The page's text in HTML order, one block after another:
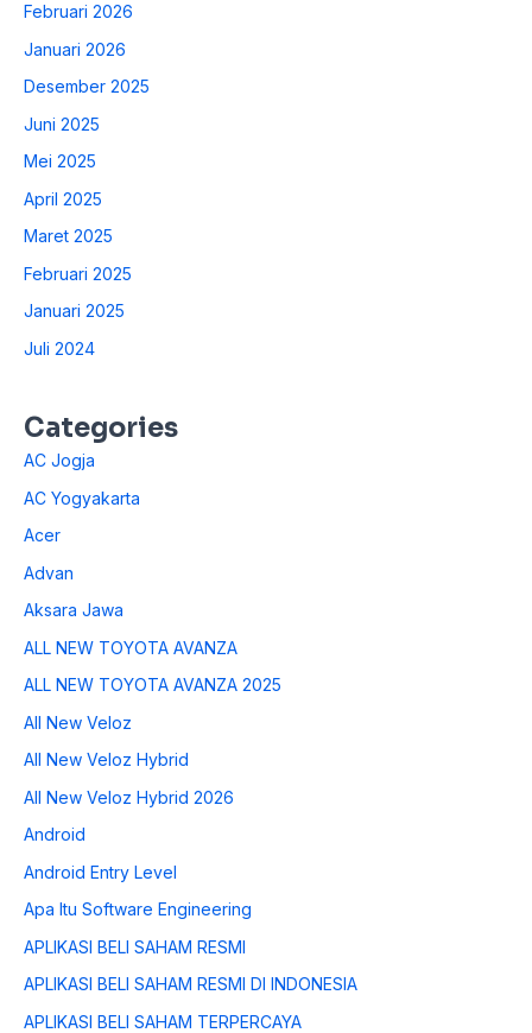
Februari 2026
Januari 2026
Desember 2025
Juni 2025
Mei 2025
April 2025
Maret 2025
Februari 2025
Januari 2025
Juli 2024
Categories
AC Jogja
AC Yogyakarta
Acer
Advan
Aksara Jawa
ALL NEW TOYOTA AVANZA
ALL NEW TOYOTA AVANZA 2025
All New Veloz
All New Veloz Hybrid
All New Veloz Hybrid 2026
Android
Android Entry Level
Apa Itu Software Engineering
APLIKASI BELI SAHAM RESMI
APLIKASI BELI SAHAM RESMI DI INDONESIA
APLIKASI BELI SAHAM TERPERCAYA